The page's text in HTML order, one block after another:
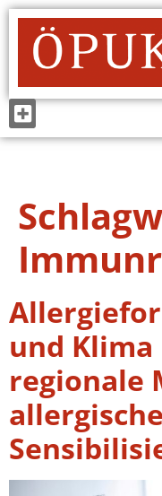
und
regionale